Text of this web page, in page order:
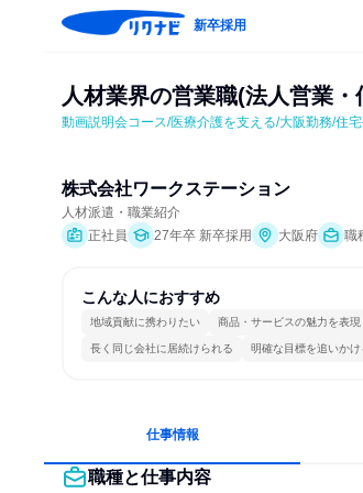
新卒採用
人材業界の営業職(法人営業・
動画説明会コース/医療介護を支える/大阪勤務/住
株式会社ワークステーション
人材派遣・職業紹介
正社員
27年卒 新卒採用 大阪府 職
こんな人におすすめ
地域貢献に携わりたい 商品・サービスの魅力を表現
長く同じ会社に居続けられる 明確な目標を追いかけ
仕事情報
職種と仕事内容